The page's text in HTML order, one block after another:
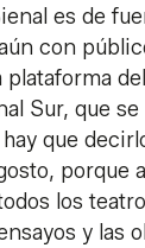
es de
con
plataforma
Sur, que
que
porque
los
y las